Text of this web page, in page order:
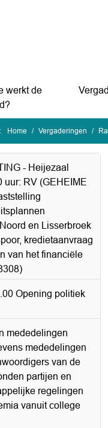
werkt de
Home Vergaderingen
- Heijezaal
uur: RV (GEHEIME
en Lisserbroek
kredietaanvraag
van het financiële
Opening politiek
mededelingen
mededelingen
van de
partijen en
regelingen
vanuit college